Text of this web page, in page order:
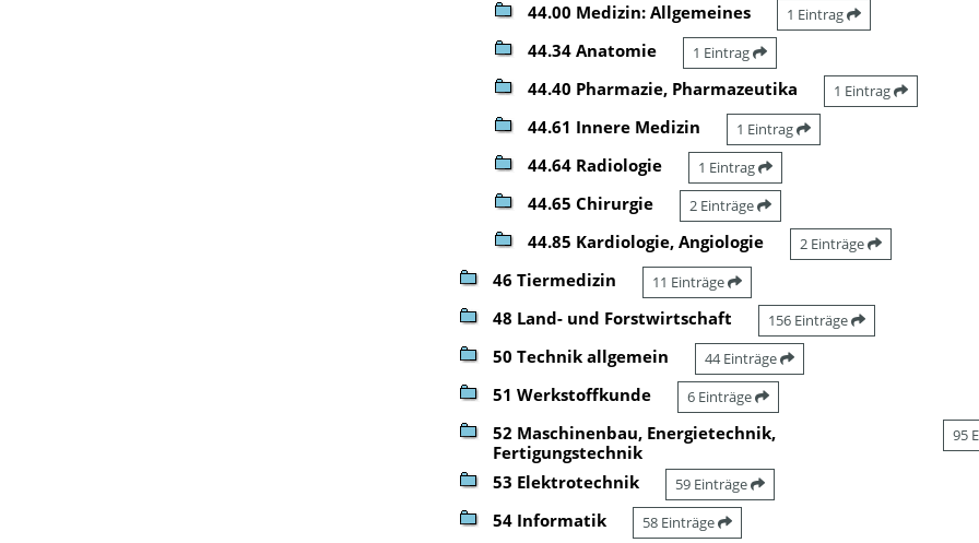
44.00 Medizin: Allgemeines 1 Eintrag
44.34 Anatomie 1 Eintrag
44.40 Pharmazie, Pharmazeutika 1 Eintrag
44.61 Innere Medizin 1 Eintrag
44.64 Radiologie 1 Eintrag
44.65 Chirurgie 2 Einträge
44.85 Kardiologie, Angiologie 2 Einträge
46 Tiermedizin 11 Einträge
48 Land- und Forstwirtschaft 156 Einträge
50 Technik allgemein 44 Einträge
51 Werkstoffkunde 6 Einträge
52 Maschinenbau, Energietechnik,
Fertigungstechnik
95
53 Elektrotechnik 59 Einträge
54 Informatik 58 Einträge